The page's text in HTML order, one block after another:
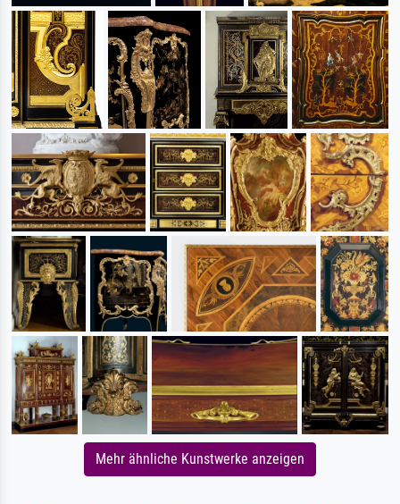
Mehr ähnliche Kunstwerke anzeigen